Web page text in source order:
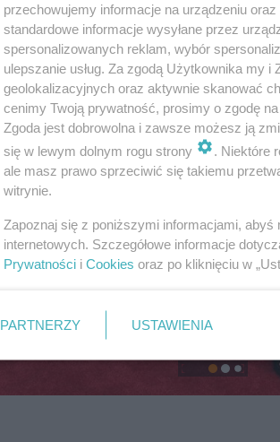
przechowujemy informacje na urządzeniu
standardowe informacje wysyłane przez
spersonalizowanych reklam, wybór
ulepszanie usług. Za zgodą Użytkownika my
geolokalizacyjnych oraz aktywnie skanować
cenimy Twoją prywatność, prosimy o zgodę
Zgoda jest dobrowolna i zawsze możesz ją
się w lewym dolnym rogu strony
. Niektóre
ale masz prawo sprzeciwić się takiemu
witrynie.
Zapoznaj się z poniższymi informacjami,
internetowych. Szczegółowe informacje
Prywatności i Cookies oraz po kliknięciu w
PARTNERZY USTAWIENIA